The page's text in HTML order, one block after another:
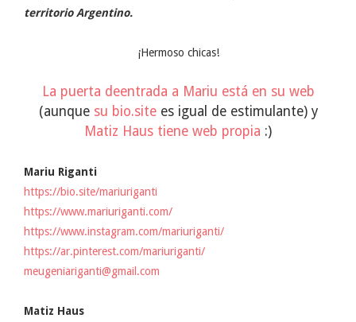
territorio Argentino.
¡Hermoso chicas!
La puerta deentrada a Mariu está en su web
(aunque su bio.sitees igual de estimulante) y
Matiz Haus tiene web propia :)
Mariu Riganti
https://bio.site/mariuriganti
https://www.mariuriganti.com/
https://www.instagram.com/mariuriganti/
https://ar.pinterest.com/mariuriganti/
meugeniariganti@gmail.com
Matiz Haus